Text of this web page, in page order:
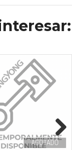
AGOTADO